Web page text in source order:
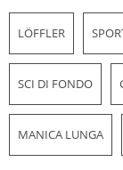
LÖFFLER
SCI DI FONDO
MANICA LUNGA